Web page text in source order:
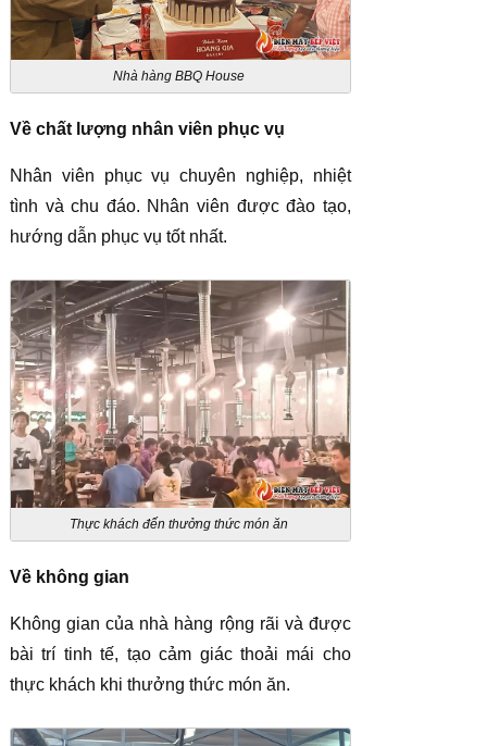
Nhà hàng BBQ House
Về chất lượng nhân viên phục vụ
Nhân viên phục vụ chuyên nghiệp, nhiệt
tình và chu đáo. Nhân viên được đào tạo,
hướng dẫn phục vụ tốt nhất.
Thực khách đến thưởng thức món ăn
Về không gian
Không gian của nhà hàng rộng rãi và được
bài trí tinh tế, tạo cảm giác thoải mái cho
thực khách khi thưởng thức món ăn.